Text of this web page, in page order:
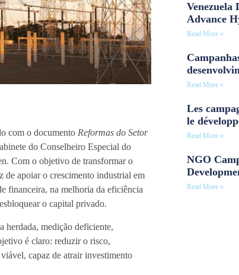
com o documento Reformas do Setor
do Conselheiro Especial do
Com o objetivo de transformar o
de apoiar o crescimento industrial em
financeira, na melhoria da eficiência
o capital privado.
herdada, medição deficiente,
é claro: reduzir o risco,
capaz de atrair investimento
Venezuela
Advance
Read More »
Read More »
Les
le
Read More »
NGO
Read More »